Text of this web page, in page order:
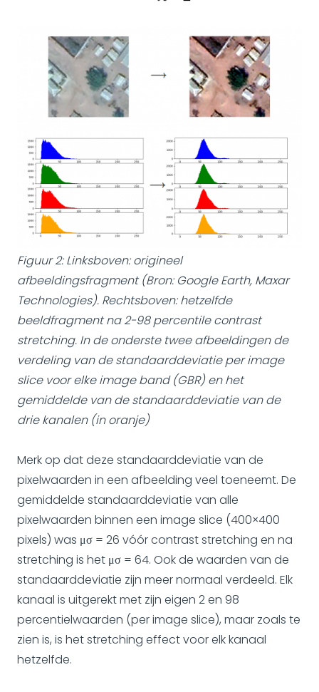
Figuur 2: Linksboven: origineel
afbeeldingsfragment (Bron: Google Earth, Maxar
Technologies). Rechtsboven: hetzelfde
beeldfragment na 2-98 percentile contrast
stretching. In de onderste twee afbeeldingen de
verdeling van de standaarddeviatie per image
slice voor elke image band (GBR) en het
gemiddelde van de standaarddeviatie van de
drie kanalen (in oranje)
Merk op dat deze standaarddeviatie van de
pixelwaarden in een afbeelding veel toeneemt. De
gemiddelde standaarddeviatie van alle
pixelwaarden binnen een image slice (400×400
pixels) was μσ = 26 vóór contrast stretching en na
stretching is het μσ = 64. Ook de waarden van de
standaarddeviatie zijn meer normaal verdeeld. Elk
kanaal is uitgerekt met zijn eigen 2 en 98
percentielwaarden (per image slice), maar zoals te
zien is, is het stretching effect voor elk kanaal
hetzelfde.